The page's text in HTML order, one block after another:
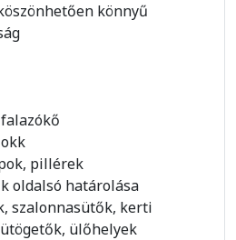
könnyű
pillérek
oldalsó határolása
szalonnasütők, kerti
ülőhelyek